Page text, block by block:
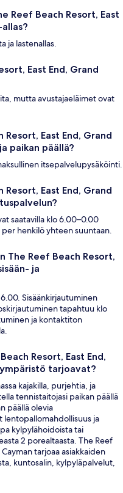
Reef Beach Resort, East
ja lastenallas.
East End, Grand
mutta avustajaeläimet ovat
Resort, East End, Grand
paikan päällä?
itsepalvelupysäköinti.
Resort, East End, Grand
saatavilla klo 6.00–0.00
henkilö yhteen suuntaan.
The Reef Beach Resort,
ja
Sisäänkirjautuminen
tapahtuu klo
ja kontaktiton
Resort, East End,
tarjoavat?
kajakilla, purjehtia, ja
tennistaitojasi paikan päällä
päällä olevia
ja
kylpylähoidoista tai
2 porealtaasta. The Reef
tarjoaa asiakkaiden
kuntosalin, kylpyläpalvelut,